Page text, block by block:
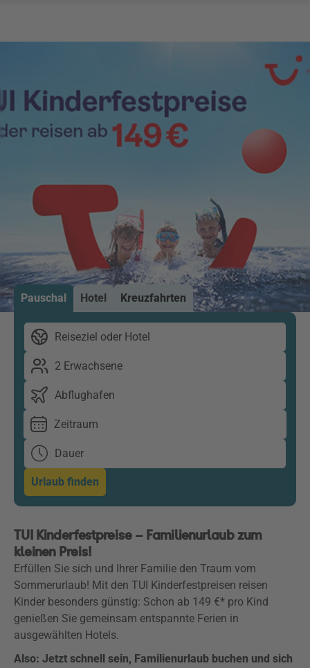
Pauschal Hotel Kreuzfahrten
Reiseziel oder Hotel
2 Erwachsene
Abflughafen
Zeitraum
Dauer
Urlaub finden
TUI Kinderfestpreise – Familienurlaub zum
kleinen Preis!
Erfüllen Sie sich und Ihrer Familie den Traum vom
Sommerurlaub! Mit den TUI Kinderfestpreisen reisen
Kinder besonders günstig: Schon ab 149 €* pro Kind
genießen Sie gemeinsam entspannte Ferien in
ausgewählten Hotels.
Also: Jetzt schnell sein, Familienurlaub buchen und sich